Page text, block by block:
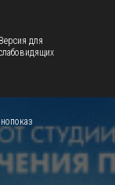
Версия для